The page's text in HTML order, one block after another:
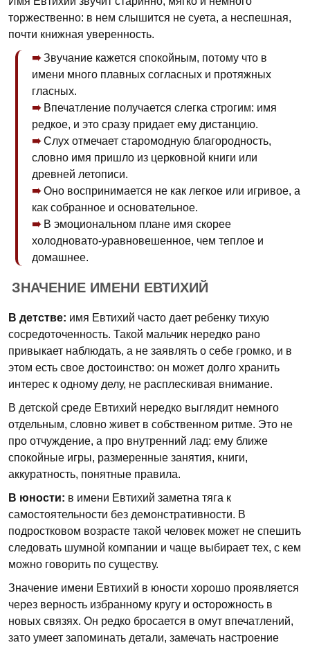
торжественно: в нем слышится не суета, а неспешная,
почти книжная уверенность.
Звучание кажется спокойным, потому что в
имени много плавных согласных и протяжных
гласных.
Впечатление получается слегка строгим: имя
редкое, и это сразу придает ему дистанцию.
Слух отмечает старомодную благородность,
словно имя пришло из церковной книги или
древней летописи.
Оно воспринимается не как легкое или игривое, а
как собранное и основательное.
В эмоциональном плане имя скорее
холодновато-уравновешенное, чем теплое и
домашнее.
ЗНАЧЕНИЕ ИМЕНИ ЕВТИХИЙ
В детстве: имя Евтихий часто дает ребенку тихую
сосредоточенность. Такой мальчик нередко рано
привыкает наблюдать, а не заявлять о себе громко, и в
этом есть свое достоинство: он может долго хранить
интерес к одному делу, не расплескивая внимание.
В детской среде Евтихий нередко выглядит немного
отдельным, словно живет в собственном ритме. Это не
про отчуждение, а про внутренний лад: ему ближе
спокойные игры, размеренные занятия, книги,
аккуратность, понятные правила.
В юности: в имени Евтихий заметна тяга к
самостоятельности без демонстративности. В
подростковом возрасте такой человек может не спешить
следовать шумной компании и чаще выбирает тех, с кем
можно говорить по существу.
Значение имени Евтихий в юности хорошо проявляется
через верность избранному кругу и осторожность в
новых связях. Он редко бросается в омут впечатлений,
зато умеет запоминать детали, замечать настроение